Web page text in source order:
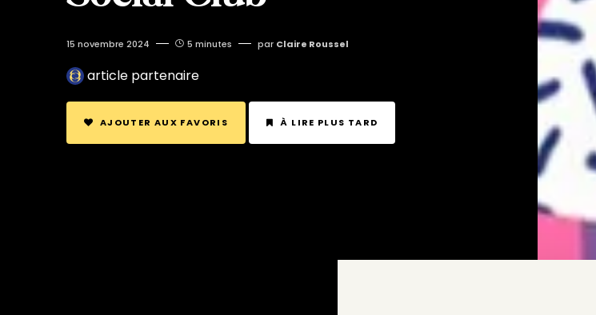
15 novembre 2024 5 minutes par Claire Roussel
article partenaire
AJOUTER AUX FAVORIS À LIRE PLUS TARD